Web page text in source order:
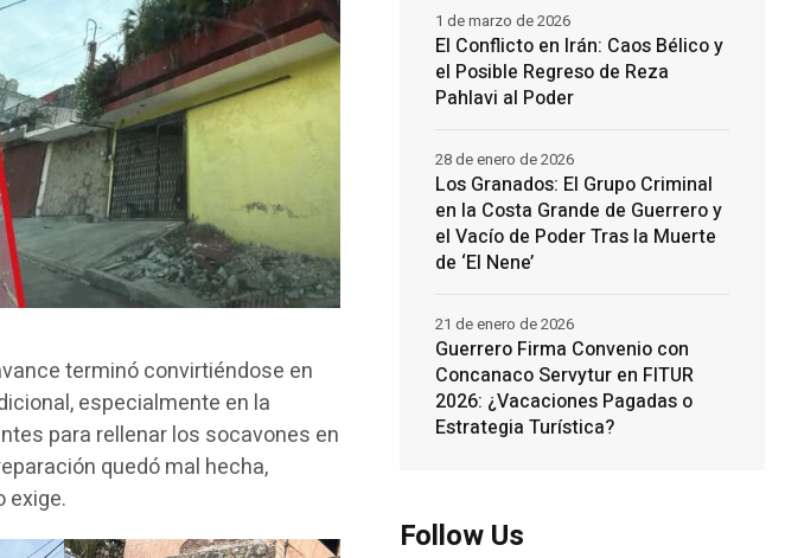
terminó convirtiéndose en
especialmente en la
para rellenar los socavones en
quedó mal hecha,
exige.
El Conflicto en Irán: Caos Bélico y
el Posible Regreso de Reza
Pahlavi al Poder
1 de marzo de 2026
Los Granados: El Grupo Criminal
en la Costa Grande de Guerrero y
el Vacío de Poder Tras la Muerte
de ‘El Nene’
28 de enero de 2026
Guerrero Firma Convenio con
Concanaco Servytur en FITUR
2026: ¿Vacaciones Pagadas o
Estrategia Turística?
21 de enero de 2026
Follow Us